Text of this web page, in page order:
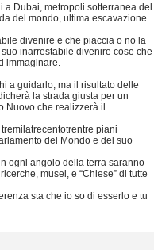
Dubai, metropoli sotterranea del
del mondo, ultima escavazione
divenire e che piaccia o no la
inarrestabile divenire cose che
immaginare.
a guidarlo, ma il risultato delle
la strada giusta per un
Nuovo che realizzerà il
piani
del Mondo e del suo
ogni angolo della terra saranno
musei, e “Chiese” di tutte
sta che io so di esserlo e tu